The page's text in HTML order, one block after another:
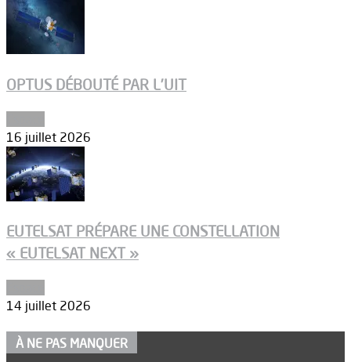
OPTUS DÉBOUTÉ PAR L’UIT
16 juillet 2026
EUTELSAT PRÉPARE UNE CONSTELLATION
« EUTELSAT NEXT »
14 juillet 2026
À NE PAS MANQUER